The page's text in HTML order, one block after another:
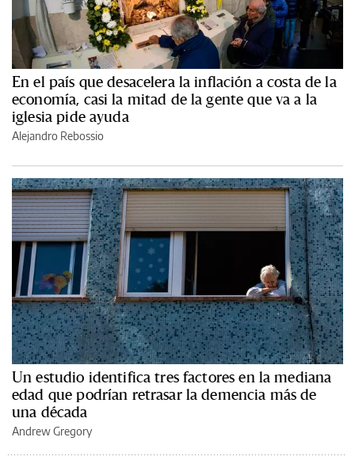
En el país que desacelera la inflación a costa de la
economía, casi la mitad de la gente que va a la
iglesia pide ayuda
Alejandro Rebossio
Un estudio identifica tres factores en la mediana
edad que podrían retrasar la demencia más de
una década
Andrew Gregory